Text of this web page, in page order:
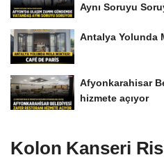
Aynı Soruyu
Antalya Yolunda
Afyonkarahisar
hizmete açıyor
Kolon Kanseri